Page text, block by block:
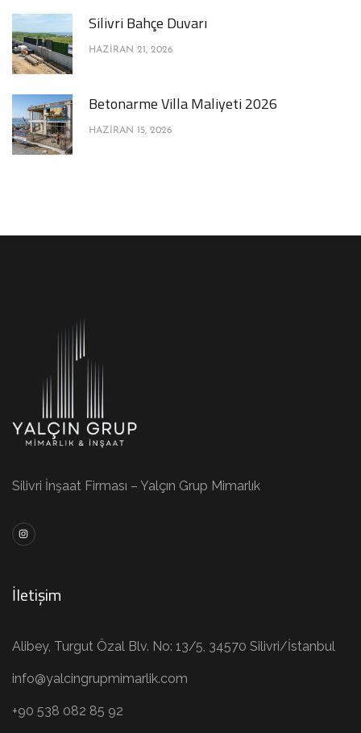
Silivri Bahçe Duvarı
HAZIRAN 21, 2026
Betonarme Villa Maliyeti 2026
HAZIRAN 15, 2026
Silivri İnşaat Firması – Yalçın Grup Mimarlık
İletişim
Alibey, Turgut Özal Blv. No: 13/5, 34570 Silivri/İstanbul
info@yalcingrupmimarlik.com
+90 538 082 85 92